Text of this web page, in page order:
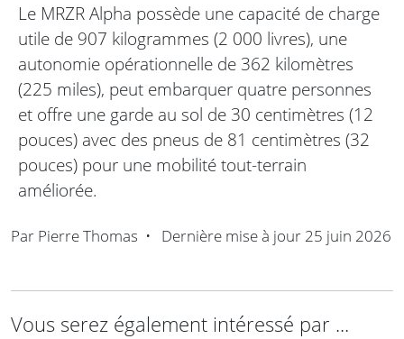
Le MRZR Alpha possède une capacité de charge
utile de 907 kilogrammes (2 000 livres), une
autonomie opérationnelle de 362 kilomètres
(225 miles), peut embarquer quatre personnes
et offre une garde au sol de 30 centimètres (12
pouces) avec des pneus de 81 centimètres (32
pouces) pour une mobilité tout-terrain
améliorée.
Par Pierre Thomas • Dernière mise à jour 25 juin 2026
Vous serez également intéressé par ...